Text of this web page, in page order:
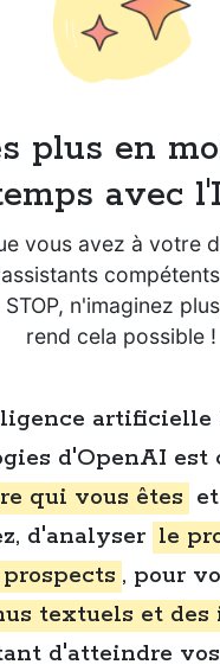
plus en
avec
vous avez à votre
n'imaginez
rend cela possible !
artificielle
d'OpenAI est
qui vous êtes
d'analyser le
, pour
textuels et des
d'atteindre